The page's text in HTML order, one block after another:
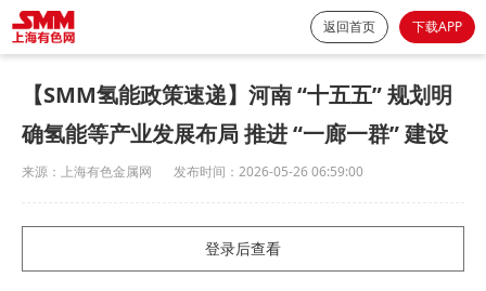
返回首页 下载APP
【SMM氢能政策速递】河南 “十五五” 规划明
确氢能等产业发展布局 推进 “一廊一群” 建设
来源： 上海有色金属网 发布时间： 2026-05-26 06:59:00
登录后查看